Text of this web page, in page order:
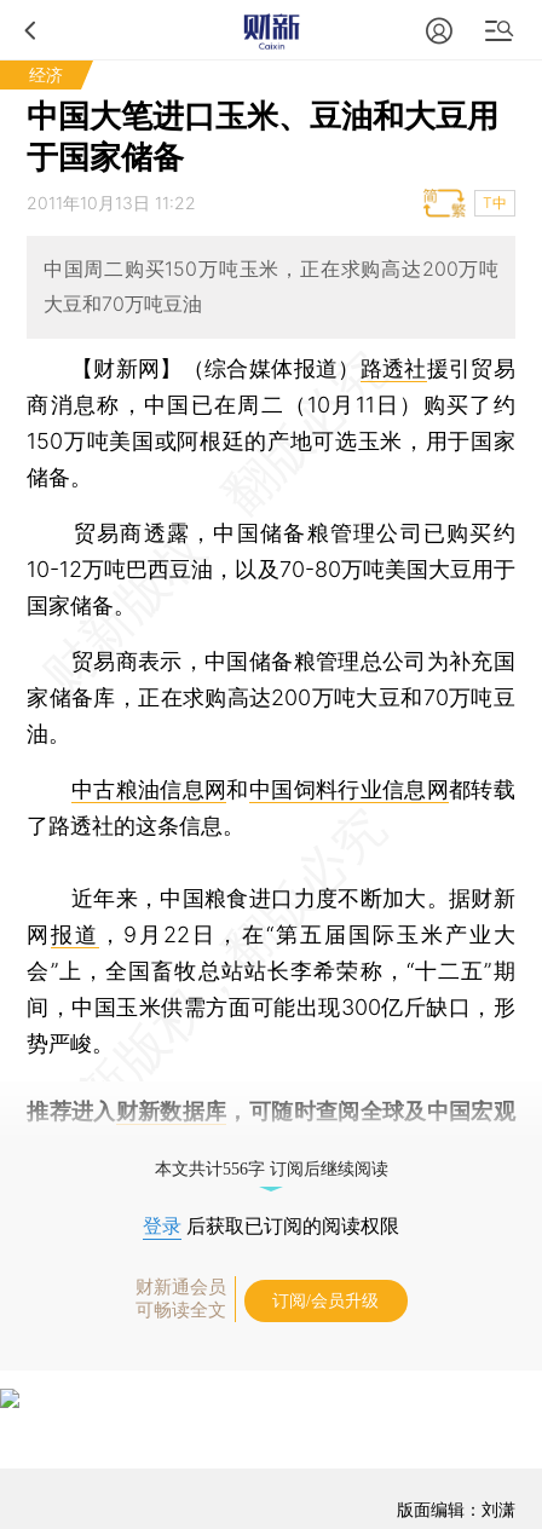
经济
中国大笔进口玉米、豆油和大豆用
于国家储备
2011年10月13日 11:22 T中
中国周二购买150万吨玉米，正在求购高达200万吨
大豆和70万吨豆油
【财新网】（综合媒体报道） 路透社援引贸易
商消息称，中国已在周二（10月11日）购买了约
150万吨美国或阿根廷的产地可选玉米，用于国家
储备。
贸易商透露，中国储备粮管理公司已购买约
10-12万吨巴西豆油，以及70-80万吨美国大豆用于
国家储备。
贸易商表示，中国储备粮管理总公司为补充国
家储备库，正在求购高达200万吨大豆和70万吨豆
油。
中古粮油信息网和中国饲料行业信息网都转载
了路透社的这条信息。
近年来，中国粮食进口力度不断加大。据财新
网报道 ，9月22日，在“第五届国际玉米产业大
会”上，全国畜牧总站站长李希荣称，“十二五”期
间，中国玉米供需方面可能出现300亿斤缺口，形
势严峻。
推荐进入 财新数据库 ，可随时查阅全球及中国宏观
本文共计556字 订阅后继续阅读
登录 后获取已订阅的阅读权限
财新通会员
可畅读全文
订阅/会员升级
版面编辑：刘潇